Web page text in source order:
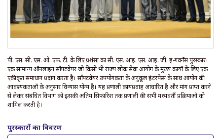
पी. एस. सी. एस. ओ. एफ. टी. के लिए प्रशंसा का सी. एस. आई. एस. आई. जी. ई-गवर्नेंस पुरस्कार।
एक सामान्य ऑनलाइन सॉफ्टवेयर जो किसी भी राज्य लोक सेवा आयोग के मुख्य कार्यों के लिए एक
एकीकृत समाधान प्रदान करता है। सॉफ्टवेयर उपयोगकर्ता के अनुकूल इंटरफेस के साथ आयोग की
आवश्यकताओं के अनुसार विन्यास योग्य है। यह प्रणाली कार्यप्रवाह आधारित है और मांग प्राप्त करने
से लेकर संबंधित विभाग को इसकी अंतिम सिफारिश तक प्रणाली की सभी मध्यवर्ती प्रक्रियाओं को
शामिल करती है।
पुरस्कारों का विवरण